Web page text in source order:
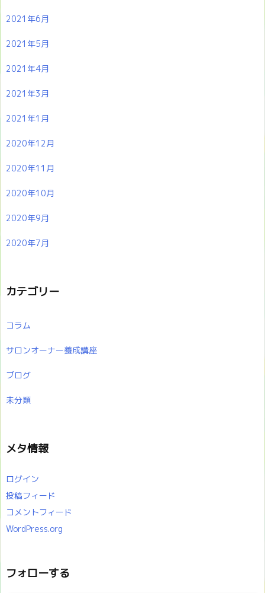
2021年6月
2021年5月
2021年4月
2021年3月
2021年1月
2020年12月
2020年11月
2020年10月
2020年9月
2020年7月
カテゴリー
コラム
サロンオーナー養成講座
ブログ
未分類
メタ情報
ログイン
投稿フィード
コメントフィード
WordPress.org
フォローする